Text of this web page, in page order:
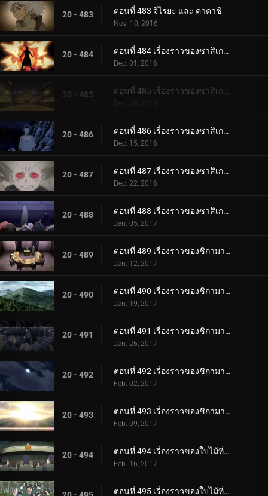
20 - 483 ตอนที่ 483 จิไรยะ และ คาคาชิ
Nov. 10, 2016
20 - 484 ตอนที่ 484 เรื่องราวของซาสึเกะ ซันไรส์ ตอนที่ 1 มนุษย์ระเบิด
Dec. 01, 2016
20 - 485
Dec. 08, 2016
20 - 486 ตอนที่ 486 เรื่องราวของซาสึเกะ พระอาทิตย์ขึ้น ตอนที่ 3 ฟูชิน
Dec. 15, 2016
20 - 487 ตอนที่ 487 เรื่องราวของซาสึเกะ พระอาทิตย์ขึ้น ตอนที่ 4: เคตสึริวกัน
Dec. 22, 2016
20 - 488 ตอนที่ 488 เรื่องราวของซาสึเกะ พระอาทิตย์ขึ้น ตอนที่ 5: สิ่งสุดท้าย
Jan. 05, 2017
20 - 489 ตอนที่ 489 เรื่องราวของชิกามารุ เมฆล่องลอยในความมืดอันเงียบสงบ ตอนที่ 1: สถานการณ์
Jan. 12, 2017
20 - 490 ตอนที่ 490 เรื่องราวของชิกามารุ เมฆล่องลอยในความมืดอันเงียบสงบ ตอนที่ 2 เมฆดำ
Jan. 19, 2017
20 - 491 ตอนที่ 491 เรื่องราวของชิกามารุ เมฆล่องลอยไปในความมืดอันเงียบสงบ ตอนที่ 3: ความประมาท
Jan. 26, 2017
20 - 492 ตอนที่ 492 เรื่องราวของชิกามารุ เมฆล่องลอยในความมืดอันเงียบสงบ ตอนที่ 4: เมฆแห่งความสงสัย
Feb. 02, 2017
20 - 493 ตอนที่ 493 เรื่องราวของชิกามารุ เมฆล่องลอยในความมืดอันเงียบสงบ ตอนที่ 5 รุ่งอรุณ
Feb. 09, 2017
20 - 494 ตอนที่ 494 เรื่องราวของใบไม้ที่ซ่อนอยู่ วันที่สมบูรณ์แบบสำหรับงานแต่งงาน ตอนที่ 1 งานแต่งงานของนารูโตะ
Feb. 16, 2017
ตอนที่ 495 เรื่องราวของใบไม้ที่ซ่อนอยู่ วันที่สมบูรณ์แบบสำหรับงานแต่งงาน ตอนที่ 2: ของขวัญแต่งงานที่เต็มเปี่ยมไปด้วยพลัง